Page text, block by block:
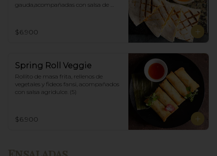
gauda,acompañadas con salsa de
$6.900
Spring Roll Veggie
Rollito de masa frita, rellenos de
vegetales y fideos fansi, acompañados
con salsa agridulce. (5)
$6.900